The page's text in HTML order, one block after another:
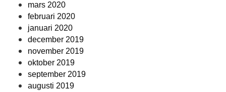
mars 2020
februari 2020
januari 2020
december 2019
november 2019
oktober 2019
september 2019
augusti 2019